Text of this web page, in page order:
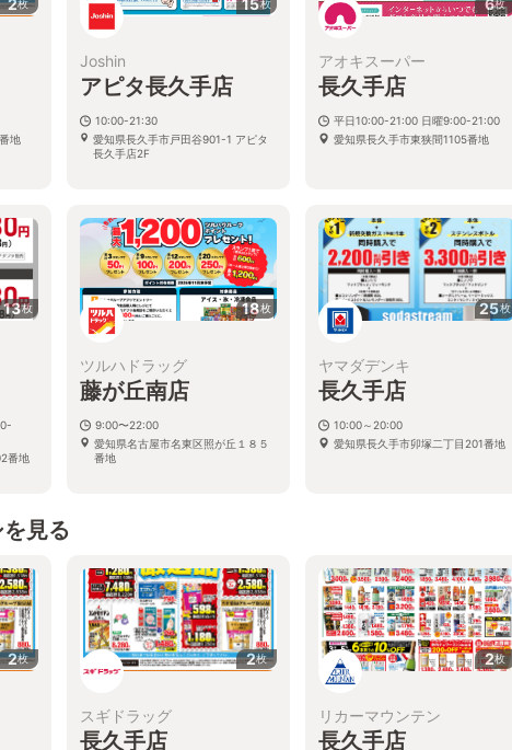
枚
地
枚
Joshin
アピタ長久手店
10:00-21:30
愛知県長久手市戸田谷901-1 アピタ
長久手店2F
枚
アオキスーパー
長久手店
平日10:00-21:00 日曜9:00-21:00
愛知県長久手市東狭間1105番地
13枚
番地
18枚
ツルハドラッグ
藤が丘南店
9:00〜22:00
愛知県名古屋市名東区照が丘１８５
番地
25枚
ヤマダデンキ
長久手店
10:00～20:00
愛知県長久手市卯塚二丁目201番地
見る
2枚 2枚
スギドラッグ
長久手店
2枚
リカーマウンテン
長久手店